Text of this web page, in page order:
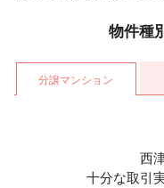
物件種
分譲マンション
西
十分な取引